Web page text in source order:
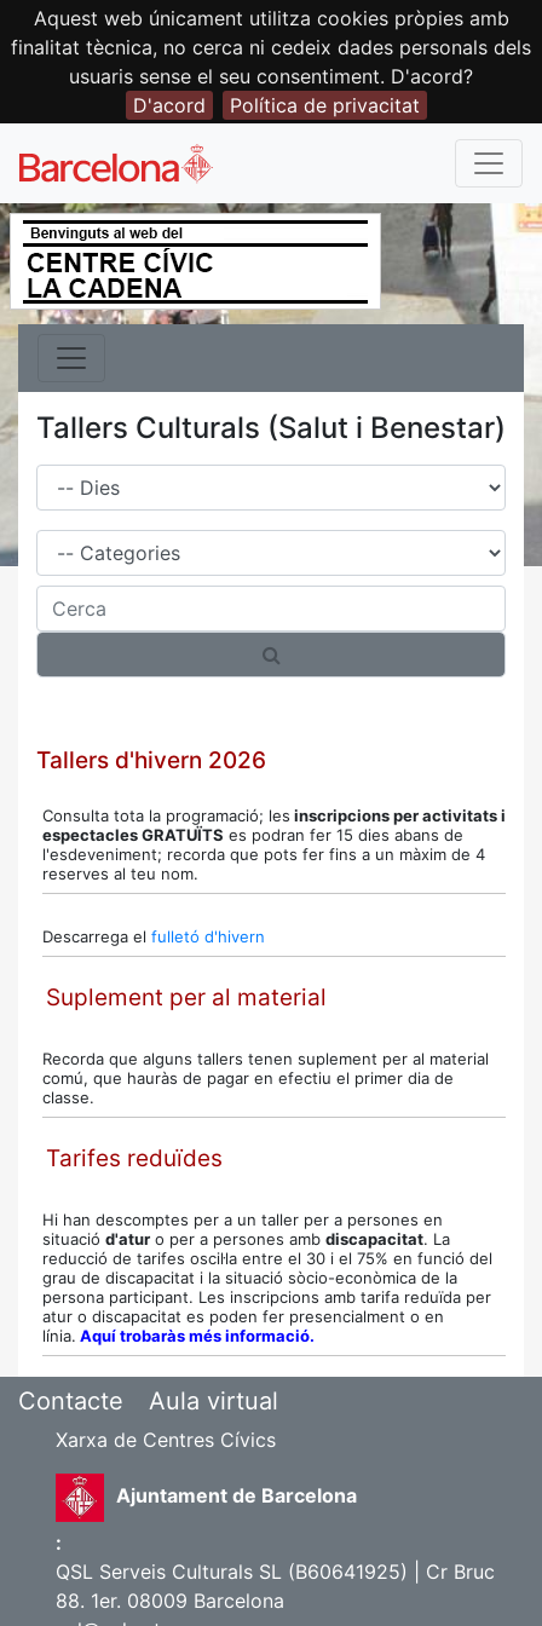
Aquest web únicament utilitza cookies pròpies amb
finalitat tècnica, no cerca ni cedeix dades personals dels
usuaris sense el seu consentiment. D'acord?
D'acord
Política de privacitat
Tallers Culturals (Salut i Benestar)
Dies
Família
Cerca
Tallers d'hivern 2026
Consulta tota la programació; les inscripcions per activitats i
espectacles GRATUÏTS es podran fer 15 dies abans de
l'esdeveniment; recorda que pots fer fins a un màxim de 4
reserves al teu nom.
Descarrega el fulletó d'hivern
Suplement per al material
Recorda que alguns tallers tenen suplement per al material
comú, que hauràs de pagar en efectiu el primer dia de
classe.
Tarifes reduïdes
Hi han descomptes per a un taller per a persones en
situació d'atur o per a persones amb discapacitat. La
reducció de tarifes oscil·la entre el 30 i el 75% en funció del
grau de discapacitat i la situació sòcio-econòmica de la
persona participant. Les inscripcions amb tarifa reduïda per
atur o discapacitat es poden fer presencialment o en
línia. Aquí trobaràs més informació.
Contacte Aula virtual
Xarxa de Centres Cívics
Ajuntament de Barcelona
:
QSL Serveis Culturals SL (B60641925) | Cr Bruc
88. 1er. 08009 Barcelona